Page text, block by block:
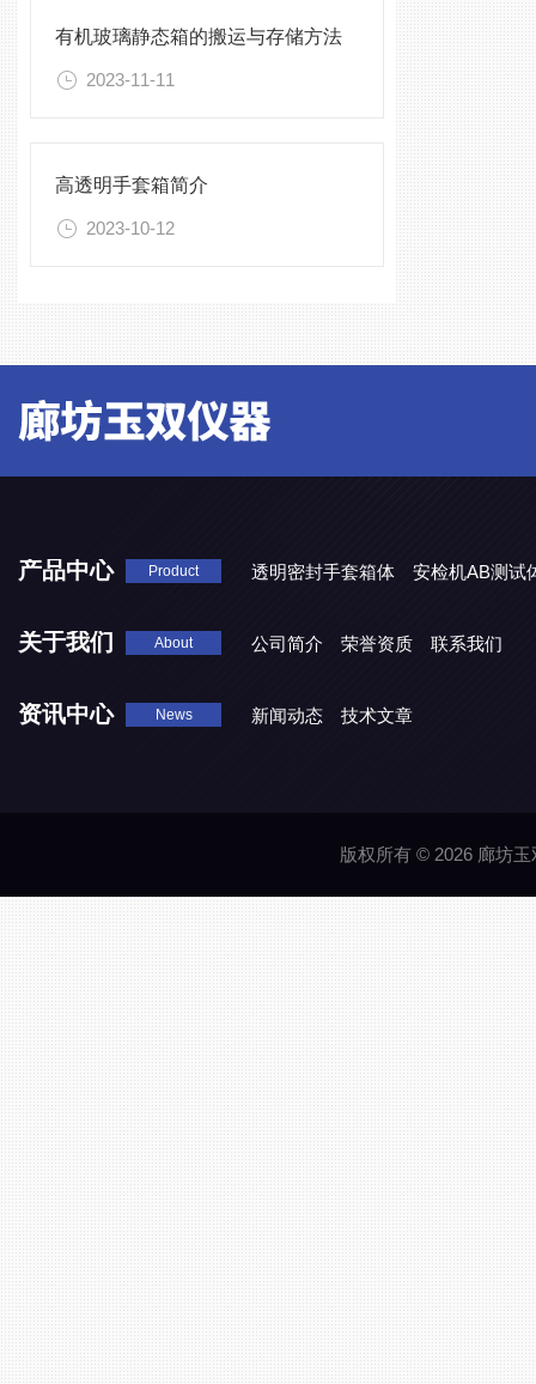
有机玻璃静态箱的搬运与存储方法
2023-11-11
高透明手套箱简介
2023-10-12
产品中心 Product 透明密封手套箱体 安检机AB测试
关于我们 About 公司简介 荣誉资质 联系我们
资讯中心 News 新闻动态 技术文章
版权所有 © 2026 廊坊